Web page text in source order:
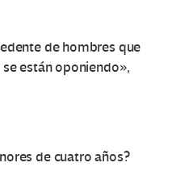
de hombres que
están oponiendo»,
de cuatro años?